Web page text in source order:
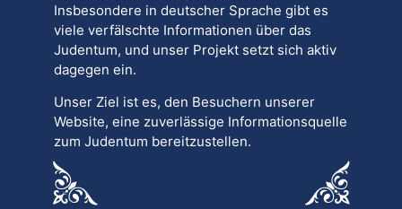
Insbesondere in deutscher Sprache gibt es
viele verfälschte Informationen über das
Judentum, und unser Projekt setzt sich aktiv
dagegen ein.
Unser Ziel ist es, den Besuchern unserer
Website, eine zuverlässige Informationsquelle
zum Judentum bereitzustellen.